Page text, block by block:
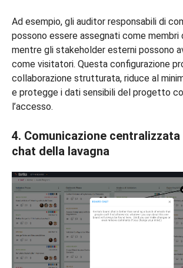
Ad esempio, gli auditor responsabili di
possono essere assegnati come membri
mentre gli stakeholder esterni possono
come visitatori. Questa configurazione
collaborazione strutturata, riduce al
e protegge i dati sensibili del progetto
l’accesso.
4. Comunicazione
chat della lavagna